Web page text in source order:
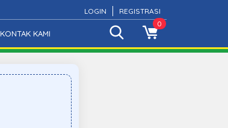
REGISTRASI
LOGIN
KONTAK KAMI
0